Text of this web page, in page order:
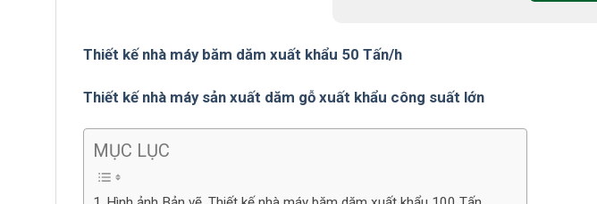
Thiết kế nhà máy băm dăm xuất khẩu 50 Tấn/h
Thiết kế nhà máy sản xuất dăm gỗ xuất khẩu công suất lớn
MỤC LỤC